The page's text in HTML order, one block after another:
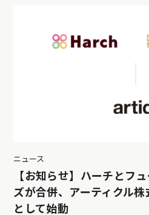
ニュース
【お知らせ】ハーチとフ
ズが合併、アーティクル
として始動